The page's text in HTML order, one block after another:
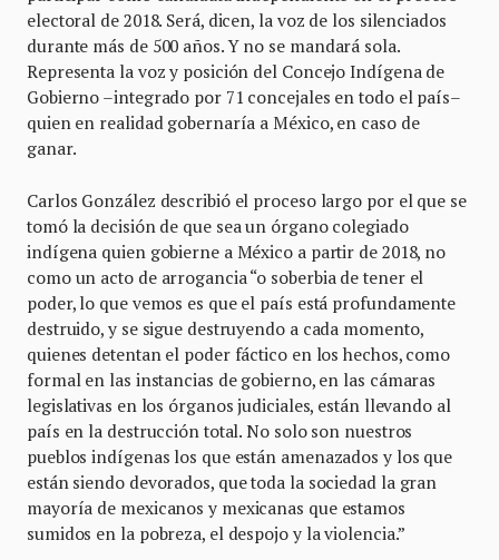
electoral de 2018. Será, dicen, la voz de los silenciados
durante más de 500 años. Y no se mandará sola.
Representa la voz y posición del Concejo Indígena de
Gobierno –integrado por 71 concejales en todo el país–
quien en realidad gobernaría a México, en caso de
ganar.
Carlos González describió el proceso largo por el que se
tomó la decisión de que sea un órgano colegiado
indígena quien gobierne a México a partir de 2018, no
como un acto de arrogancia “o soberbia de tener el
poder, lo que vemos es que el país está profundamente
destruido, y se sigue destruyendo a cada momento,
quienes detentan el poder fáctico en los hechos, como
formal en las instancias de gobierno, en las cámaras
legislativas en los órganos judiciales, están llevando al
país en la destrucción total. No solo son nuestros
pueblos indígenas los que están amenazados y los que
están siendo devorados, que toda la sociedad la gran
mayoría de mexicanos y mexicanas que estamos
sumidos en la pobreza, el despojo y la violencia.”